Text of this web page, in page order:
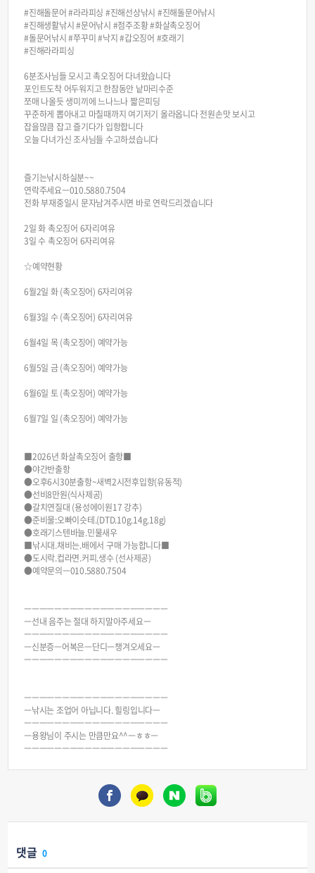
#진해돌문어 #라라피싱 #진해선상낚시 #진해돌문어낚시
#진해생활낚시 #문어낚시 #점주조황 #화살촉오징어
#돌문어낚시 #쭈꾸미 #낙지 #갑오징어 #호래기
#진해라라피싱
6분조사님들 모시고 촉오징어 다녀왔습니다
포인트도착 어두워지고 한참동안 낱마리수준
쪼매 나올듯 생미끼에 느나느나 짧은피딩
꾸준하게 뽑아내고 마칠때까지 여기저기 올라옵니다 전원손맛 보시고
잡을많큼 잡고 즐기다가 입항합니다
오늘 다녀가신 조사님들 수고하셨습니다
즐기는낚시하실분~~
연락주세요ㅡ010.5880.7504
전화 부재중일시 문자남겨주시면 바로 연락드리겠습니다
2일 화 촉오징어 6자리여유
3일 수 촉오징어 6자리여유
☆예약현황
6월2일 화 (촉오징어) 6자리여유
6월3일 수 (촉오징어) 6자리여유
6월4일 목 (촉오징어) 예약가능
6월5일 금 (촉오징어) 예약가능
6월6일 토 (촉오징어) 예약가능
6월7일 일 (촉오징어) 예약가능
■2026년 화살촉오징어 출항■
●야간반출항
●오후6시30분출항~새벽2시전후입항(유동적)
●선비8만원(식사제공)
●갈치연질대 (용성에이원17 강추)
●준비물:오빠이슷테.(DTD.10g.14g.18g)
●호래기스텐바늘.민물새우
■낚시대.채비는.배에서 구매 가능합니다■
●도시락.컵라면.커피.생수 (선사제공)
●예약문의ㅡ010.5880.7504
ㅡㅡㅡㅡㅡㅡㅡㅡㅡㅡㅡㅡㅡㅡㅡㅡㅡㅡㅡ
ㅡ선내 음주는 절대 하지말아주세요ㅡ
ㅡㅡㅡㅡㅡㅡㅡㅡㅡㅡㅡㅡㅡㅡㅡㅡㅡㅡㅡ
ㅡ신분증ㅡ어복은ㅡ단디ㅡ챙겨오세요ㅡ
ㅡㅡㅡㅡㅡㅡㅡㅡㅡㅡㅡㅡㅡㅡㅡㅡㅡㅡㅡ
ㅡㅡㅡㅡㅡㅡㅡㅡㅡㅡㅡㅡㅡㅡㅡㅡㅡㅡㅡ
ㅡ낚시는 조업어 아닙니다. 힐링입니다ㅡ
ㅡㅡㅡㅡㅡㅡㅡㅡㅡㅡㅡㅡㅡㅡㅡㅡㅡㅡㅡ
ㅡ용왕님이 주시는 만큼만요^^ㅡㅎㅎㅡ
ㅡㅡㅡㅡㅡㅡㅡㅡㅡㅡㅡㅡㅡㅡㅡㅡㅡㅡㅡ
댓글 0